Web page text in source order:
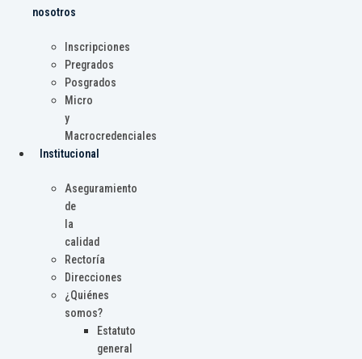
nosotros
Inscripciones
Pregrados
Posgrados
Micro
y
Macrocredenciales
Institucional
Aseguramiento
de
la
calidad
Rectoría
Direcciones
¿Quiénes
somos?
Estatuto
general